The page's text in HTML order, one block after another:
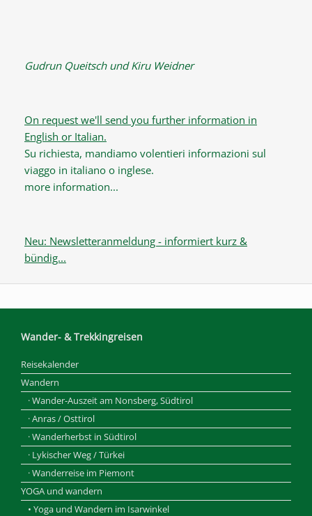
Gudrun Queitsch und Kiru Weidner
On request we'll send you further information in
English or Italian.
Su richiesta, mandiamo volentieri informazioni sul
viaggo in italiano o inglese.
more information...
Neu: Newsletteranmeldung - informiert kurz &
bündig...
Wander- & Trekkingreisen
Reisekalender
Wandern
· Wander-Auszeit am Nonsberg, Südtirol
· Anras / Osttirol
· Wanderherbst in Südtirol
· Lykischer Weg / Türkei
· Wanderreise im Piemont
YOGA und wandern
• Yoga und Wandern im Isarwinkel